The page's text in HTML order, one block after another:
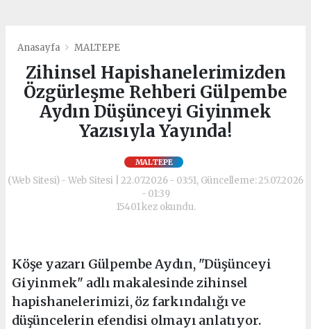
Anasayfa MALTEPE
Zihinsel Hapishanelerimizden
Özgürleşme Rehberi Gülpembe
Aydın Düşünceyi Giyinmek
Yazısıyla Yayında!
MALTEPE
(Web Sitesi) - Web Sitesi | 22.07.2026 - 03:51, Güncelleme: 25.07.2026
- 01:39
15401 kez okundu.
Köşe yazarı Gülpembe Aydın, "Düşünceyi
Giyinmek" adlı makalesinde zihinsel
hapishanelerimizi, öz farkındalığı ve
düşüncelerin efendisi olmayı anlatıyor.